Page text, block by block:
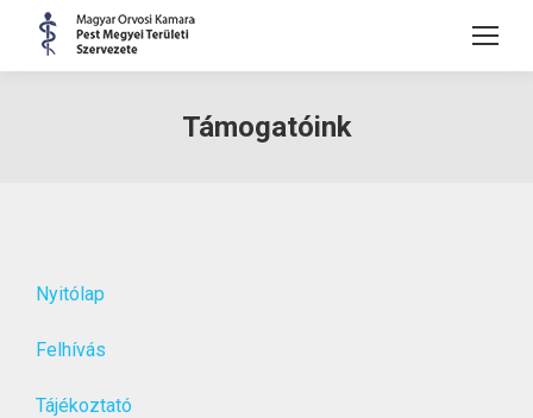
Támogatóink
Nyitólap
Felhívás
Tájékoztató